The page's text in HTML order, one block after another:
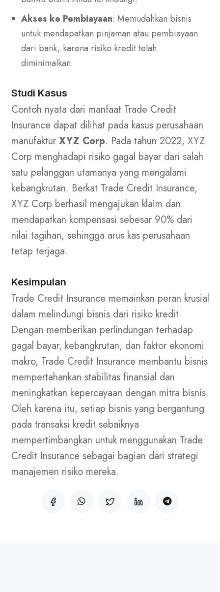
Akses ke Pembiayaan: Memudahkan bisnis
untuk mendapatkan pinjaman atau pembiayaan
dari bank, karena risiko kredit telah
diminimalkan.
Studi Kasus
Contoh nyata dari manfaat Trade Credit
Insurance dapat dilihat pada kasus perusahaan
manufaktur XYZ Corp. Pada tahun 2022, XYZ
Corp menghadapi risiko gagal bayar dari salah
satu pelanggan utamanya yang mengalami
kebangkrutan. Berkat Trade Credit Insurance,
XYZ Corp berhasil mengajukan klaim dan
mendapatkan kompensasi sebesar 90% dari
nilai tagihan, sehingga arus kas perusahaan
tetap terjaga.
Kesimpulan
Trade Credit Insurance memainkan peran krusial
dalam melindungi bisnis dari risiko kredit.
Dengan memberikan perlindungan terhadap
gagal bayar, kebangkrutan, dan faktor ekonomi
makro, Trade Credit Insurance membantu bisnis
mempertahankan stabilitas finansial dan
meningkatkan kepercayaan dengan mitra bisnis.
Oleh karena itu, setiap bisnis yang bergantung
pada transaksi kredit sebaiknya
mempertimbangkan untuk menggunakan Trade
Credit Insurance sebagai bagian dari strategi
manajemen risiko mereka.